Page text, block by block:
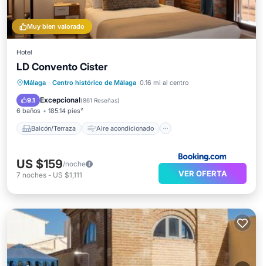
Muy bien valorado
Hotel
LD Convento Cister
Málaga · Centro histórico de Málaga 0.16 mi al centro
9.1 Excepcional(861 Reseñas)
6 baños 185.14 pies²
Balcón/Terraza Aire acondicionado
Balcón/Terraza
Aire acondicionado
Internet
Accesibilidad
US $159/noche
7 noches - US $1,111 VER OFERTA